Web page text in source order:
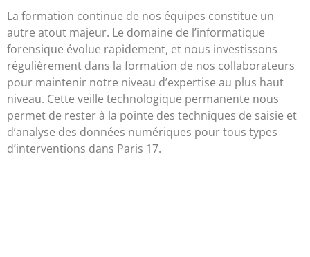
La formation continue de nos équipes constitue un
autre atout majeur. Le domaine de l’informatique
forensique évolue rapidement, et nous investissons
régulièrement dans la formation de nos collaborateurs
pour maintenir notre niveau d’expertise au plus haut
niveau. Cette veille technologique permanente nous
permet de rester à la pointe des techniques de saisie et
d’analyse des données numériques pour tous types
d’interventions dans Paris 17.